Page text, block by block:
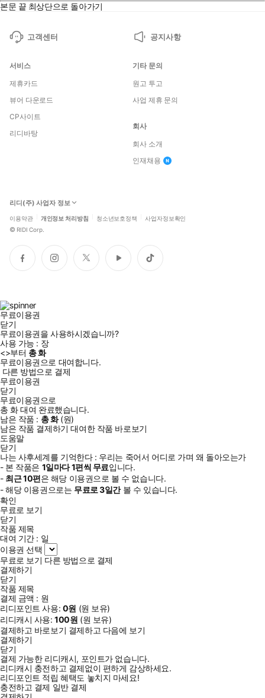
본문 끝 최상단으로 돌아가기
고객센터 공지사항
서비스
제휴카드
뷰어 다운로드
CP사이트
리디바탕
기타 문의
원고 투고
사업 제휴 문의
회사
회사 소개
인재채용
리디(주) 사업자 정보
이용약관 개인정보 처리방침 청소년보호정책 사업자정보확인
© RIDI Corp.
페
이
인
스
트
위
유
튜
틱
톡
무료이용권
닫기
무료이용권을 사용하시겠습니까?
사용 가능 : 장
<>부터 총화
무료이용권으로 대여합니다.
다른 방법으로 결제
무료이용권
닫기
무료이용권으로
총 화대여 완료했습니다.
남은 작품 : 총화(원)
남은 작품 결제하기 대여한 작품 바로보기
도움말
닫기
나는 사후세계를 기억한다 : 우리는 죽어서 어디로 가며 왜 돌아오는가
- 본 작품은 1일마다1편씩 무료입니다.
- 최근10편은 해당 이용권으로 볼 수 없습니다.
- 해당 이용권으로는 무료로3일간볼 수 있습니다.
확인
무료로 보기
닫기
작품 제목
대여 기간 : 일
이용권 선택
무료로 보기 다른 방법으로 결제
결제하기
닫기
작품 제목
결제 금액 : 원
리디포인트 사용: 0원 (원 보유)
리디캐시 사용:100원 (원 보유)
결제하고 바로보기 결제하고 다음에 보기
결제하기
닫기
결제 가능한 리디캐시, 포인트가 없습니다.
리디캐시 충전하고 결제없이 편하게 감상하세요.
리디포인트 적립 혜택도 놓치지 마세요!
충전하고 결제 일반 결제